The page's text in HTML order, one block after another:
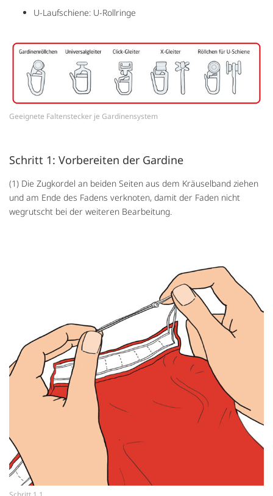
U-Laufschiene: U-Rollringe
Geeignete Faltenstecker je Gardinensystem
Schritt 1: Vorbereiten der Gardine
(1) Die Zugkordel an beiden Seiten aus dem Kräuselband ziehen
und am Ende des Fadens verknoten, damit der Faden nicht
wegrutscht bei der weiteren Bearbeitung.